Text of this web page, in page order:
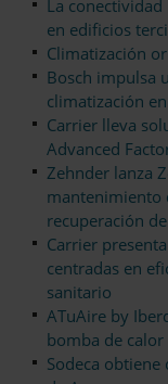
La conectividad
en edificios
Climatización
Bosch impulsa
climatización
Carrier lleva
Advanced
Zehnder lanza
mantenimiento
recuperación
Carrier
centradas en
sanitario
ATuAire by
bomba de
Sodeca